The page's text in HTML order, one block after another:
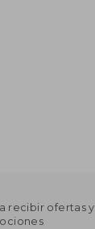
recibir ofertas y